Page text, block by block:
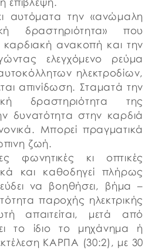
αυτόματα την «ανώμαλη
δραστηριότητα» που
καρδιακή ανακοπή και την
ελεγχόμενο ρεύμα
ηλεκτροδίων,
απινίδωση. Σταματά την
δραστηριότητα της
δυνατότητα στην καρδιά
Μπορεί πραγματικά
ζωή.
φωνητικές κι οπτικές
και καθοδηγεί πλήρως
να βοηθήσει, βήμα –
παροχής ηλεκτρικής
απαιτείται, μετά από
το ίδιο το μηχάνημα ή
ΚΑΡΠΑ (30:2), με 30